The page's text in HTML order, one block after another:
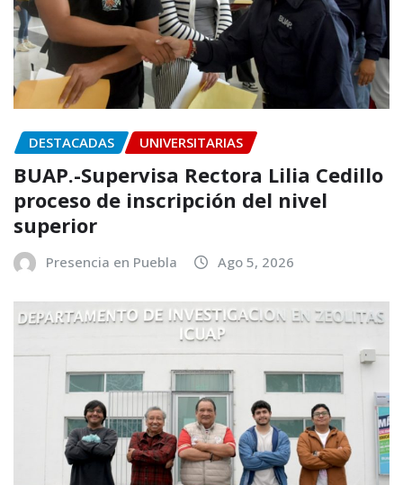
DESTACADAS UNIVERSITARIAS
BUAP.-Supervisa Rectora Lilia Cedillo
proceso de inscripción del nivel
superior
Presencia en Puebla Ago 5, 2026